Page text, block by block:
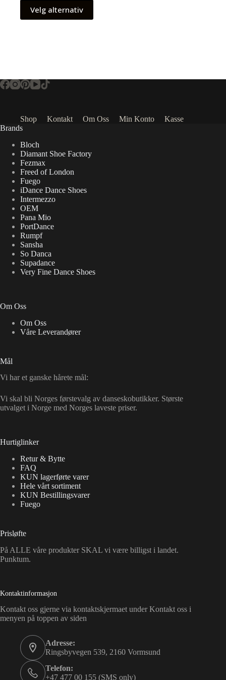
Velg alternativ
Shop Kontakt Om Oss Min Konto
Kasse
Brands
Bloch
Diamant Shoe Factory
Fezmax
Freed of London
Fuego
iDance Dance Shoes
Intermezzo
OEM
Pana Mio
PortDance
Rumpf
Sansha
So Danca
Supadance
Very Fine Dance Shoes
Om Oss
Om Oss
Våre Leverandører
Mål
Vi har et ganske hårete mål:
Vi skal bli Norges førstevalg av danseskobutikker. Største
utvalget i Norge med Norges laveste priser.
Hurtiglinker
Retur & Bytte
FAQ
KUN lagerførte varer
Hele vårt sortiment
KUN Bestillingsvarer
Fuego
Prisløfte
På ALLE våre produkter SKAL vi være billigst i landet.
Punktum.
Kontaktinformasjon
Kontakt oss gjerne via kontaktskjermaet under Kontakt oss i
menyen på toppen av siden
Adresse:
Ringsbyvegen 539, 2160 Vormsund
Telefon:
+47 477 00 155 (SMS only)